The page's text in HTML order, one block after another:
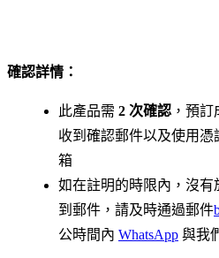
確認詳情：
此產品需 2 次確認 ，預
收到確認郵件以及使用
箱
如在註明的時限內，沒
到郵件，請及時通過郵件
公時間內 WhatsApp 與我